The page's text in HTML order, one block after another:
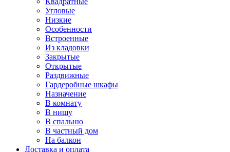
Угловые
Низкие
Особенности
Встроенные
Из кладовки
Закрытые
Открытые
Раздвижные
Гардеробные шкафы
Назначение
В комнату
В нишу
В спальню
В частный дом
На балкон
Доставка и оплата